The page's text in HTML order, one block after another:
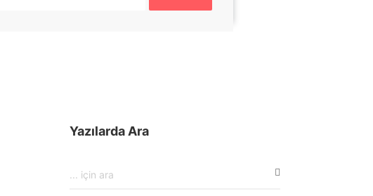
Yazılarda Ara